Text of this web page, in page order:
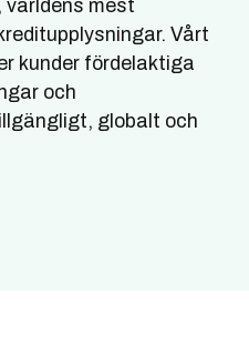
världens mest
Vårt
kunder fördelaktiga
och
globalt och